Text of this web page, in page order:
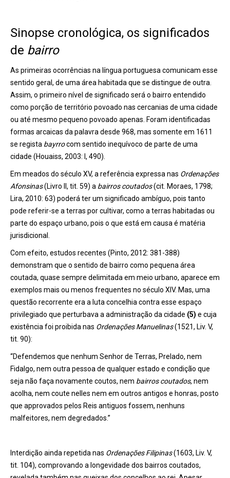
Sinopse cronológica, os significados
de bairro
As primeiras ocorrências na língua portuguesa comunicam esse
sentido geral, de uma área habitada que se distingue de outra.
Assim, o primeiro nível de significado será o bairro entendido
como porção de território povoado nas cercanias de uma cidade
ou até mesmo pequeno povoado apenas. Foram identificadas
formas arcaicas da palavra desde 968, mas somente em 1611
se regista bayrrocom sentido inequívoco de parte de uma
cidade (Houaiss, 2003: I, 490).
Em meados do século XV, a referência expressa nas Ordenações
Afonsinas(Livro II, tit. 59) a bairros coutados(cit. Moraes, 1798;
Lira, 2010: 63) poderá ter um significado ambíguo, pois tanto
pode referir-se a terras por cultivar, como a terras habitadas ou
parte do espaço urbano, pois o que está em causa é matéria
jurisdicional.
Com efeito, estudos recentes (Pinto, 2012: 381-388)
demonstram que o sentido de bairro como pequena área
coutada, quase sempre delimitada em meio urbano, aparece em
exemplos mais ou menos frequentes no século XIV. Mas, uma
questão recorrente era a luta concelhia contra esse espaço
privilegiado que perturbava a administração da cidade (5) e cuja
existência foi proibida nas Ordenações Manuelinas(1521, Liv. V,
tit. 90):
“Defendemos que nenhum Senhor de Terras, Prelado, nem
Fidalgo, nem outra pessoa de qualquer estado e condição que
seja não faça novamente coutos, nem bairros coutados, nem
acolha, nem coute nelles nem em outros antigos e honras, posto
que approvados pelos Reis antiguos fossem, nenhuns
malfeitores, nem degredados.”
Interdição ainda repetida nas Ordenações Filipinas(1603, Liv. V,
tit. 104), comprovando a longevidade dos bairros coutados,